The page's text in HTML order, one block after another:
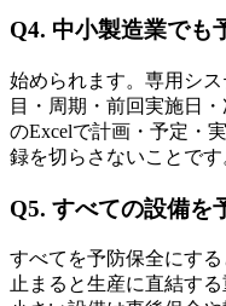
Q4. 中小製造業でも
始められます。専用シ
目・周期・前回実施日
のExcelで計画・予定・
録を切らさないことです
Q5. すべての設備を
すべてを予防保全にす
止まると生産に直結す